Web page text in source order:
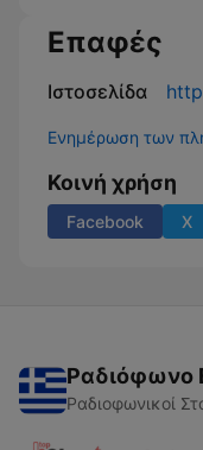
Επαφές
Ιστοσελίδα
Ενημέρωση των
Κοινή χρήση
Facebook X
Ραδιόφωνο
Ραδιοφωνικοί